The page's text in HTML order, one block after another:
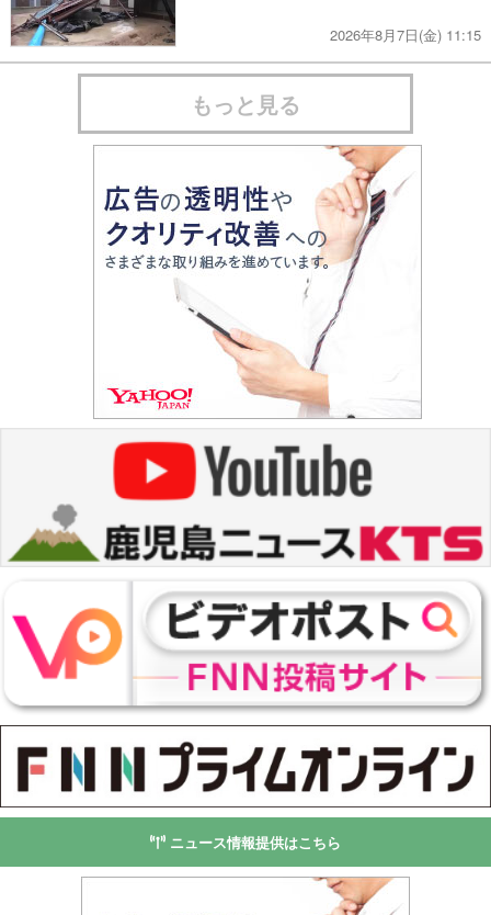
2026年8月7日(金) 11:15
もっと見る
ニュース情報提供はこちら